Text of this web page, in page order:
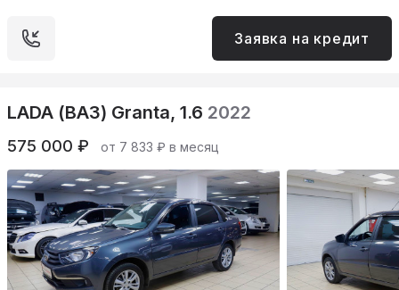
Заявка на кредит
LADA (ВАЗ) Granta, 1.6 2022
575 000 ₽ от 7 833 ₽ в месяц